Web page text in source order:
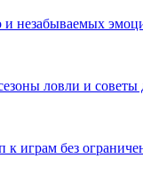
и незабываемых
ловли и
к играм без